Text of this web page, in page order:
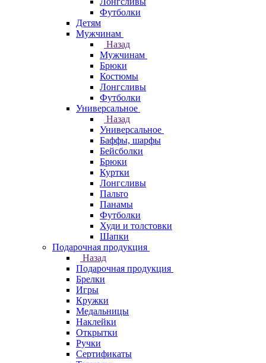
Футболки
Детям
Мужчинам
Назад
Мужчинам
Брюки
Костюмы
Лонгсливы
Футболки
Универсальное
Назад
Универсальное
Баффы, шарфы
Бейсболки
Брюки
Куртки
Лонгсливы
Пальто
Панамы
Футболки
Худи и толстовки
Шапки
Подарочная продукция
Назад
Подарочная продукция
Брелки
Игры
Кружки
Медальницы
Наклейки
Открытки
Ручки
Сертификаты